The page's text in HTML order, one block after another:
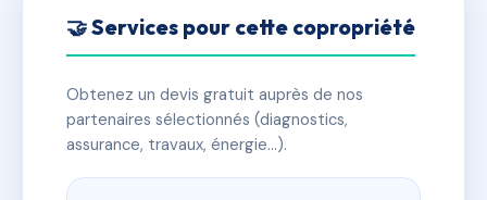
🤝 Services pour cette copropriété
Obtenez un devis gratuit auprès de nos
partenaires sélectionnés (diagnostics,
assurance, travaux, énergie…).